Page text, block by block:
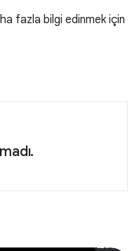
fazla bilgi edinmek için